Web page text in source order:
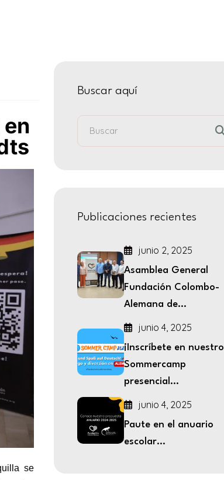
se
Buscar aquí
Publicaciones recientes
junio 2, 2025
Asamblea General
Fundación Colombo-
Alemana de...
junio 4, 2025
¡Inscríbete en nuestro
Sommercamp
presencial...
junio 4, 2025
Paute en el anuario
escolar...